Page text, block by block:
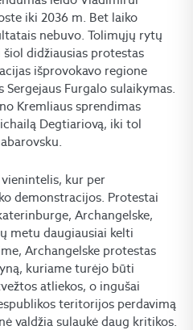
iki 2036 m. Bet laiko
nebuvo. Tolimųjų rytų
didžiausias protestas
išprovokavo regione
Furgalo sulaikymas.
Kremliaus sprendimas
Degtiariovą, iki tol
vienintelis, kur per
demonstracijos. Protestai
Archangelske,
metu daugiausiai kelti
Archangelske protestas
kuriame turėjo būti
atliekos, o ingušai
teritorijos perdavimą
valdžia sulaukė daug kritikos.